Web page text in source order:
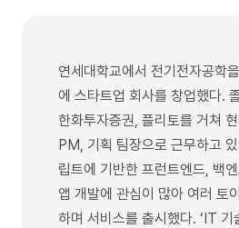
연세대학교에서 전기전자공학
에 스타트업 회사를 창업했다.
한화투자증권, 플리토를 거쳐
PM, 기획 팀장으로 근무하고
립트에 기반한 프런트엔드, 백
앱 개발에 관심이 많아 여러 토
하며 서비스를 출시했다. ‘IT 기